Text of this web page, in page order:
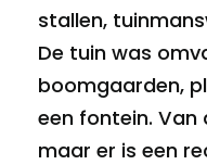
stallen,
De tuin was
boomgaarden,
een fontein. Van
maar er is een